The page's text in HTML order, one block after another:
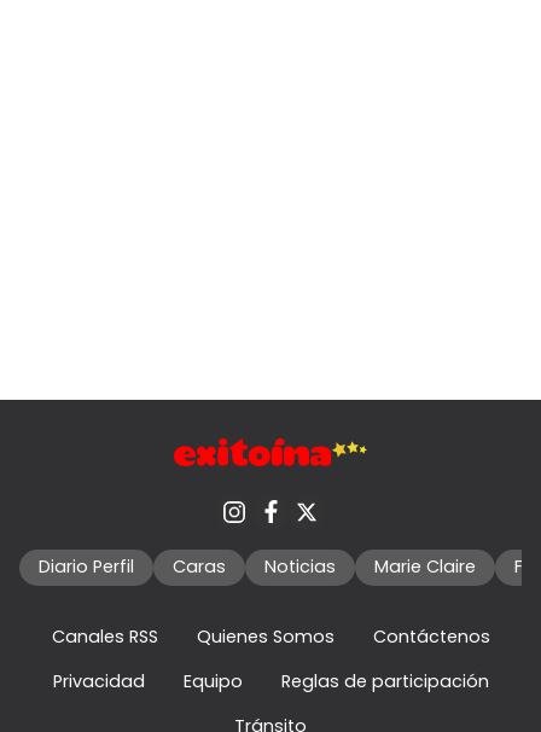
Diario Perfil Caras Noticias Marie Claire
Canales RSS Quienes Somos
Contáctenos
Privacidad
Equipo
Reglas de participación
Tránsito